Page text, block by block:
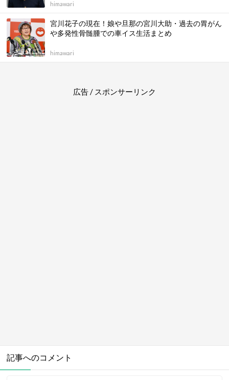
himawari
宮川花子の現在！娘や旦那の宮川大助・過去の胃がん
や多発性骨髄腫での車イス生活まとめ
himawari
広告 / スポンサーリンク
記事へのコメント